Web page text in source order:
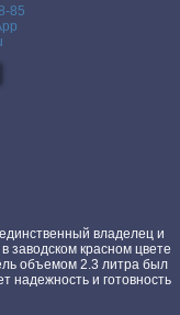
85
владелец и
заводском красном цвете
объемом 2.3 литра был
надежность и готовность